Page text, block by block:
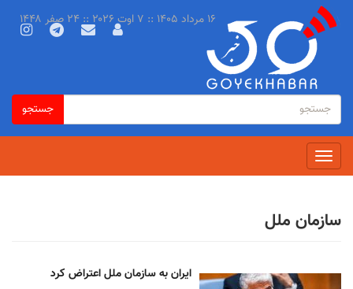
فرم
جستجو
جستجو
جستجو
Toggle
navigation
۱۶ مرداد ۱۴۰۵ :: ۷ اوت ۲۰۲۶ :: ۲۴ صفر ۱۴۴۸
سازمان ملل
ایران به سازمان ملل اعتراض کرد